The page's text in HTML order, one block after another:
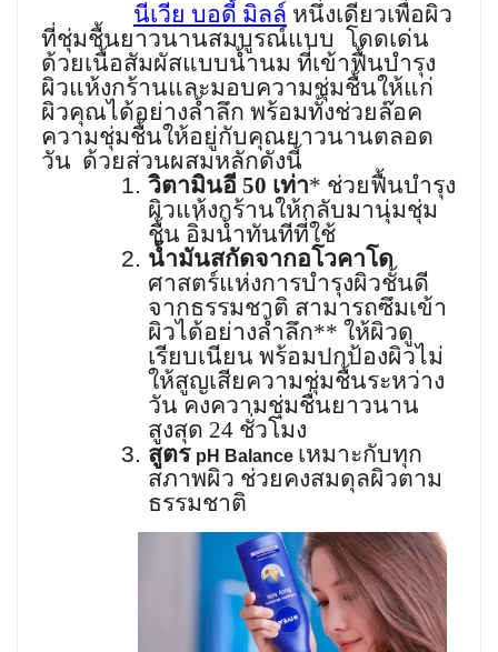
นีเวีย บอดี้ มิลล์ หนึ่งเดียวเพื่อผิว
ที่ชุ่มชื้นยาวนานสมบูรณ์แบบ โดดเด่น
ด้วยเนื้อสัมผัสแบบน้ำนม ที่เข้าฟื้นบำรุง
ผิวแห้งกร้านและมอบความชุ่มชื้นให้แก่
ผิวคุณได้อย่างล้ำลึก พร้อมทั้งช่วยล๊อค
ความชุ่มชื้นให้อยู่กับคุณยาวนานตลอด
วัน ด้วยส่วนผสมหลักดังนี้
1. วิตามินอี 50 เท่า* ช่วยฟื้นบำรุง
ผิวแห้งกร้านให้กลับมานุ่มชุ่ม
ชื้น อิ่มน้ำทันทีที่ใช้
2. น้ำมันสกัดจากอโวคาโด
ศาสตร์แห่งการบำรุงผิวชั้นดี
จากธรรมชาติ สามารถซึมเข้า
ผิวได้อย่างล้ำลึก** ให้ผิวดู
เรียบเนียน พร้อมปกป้องผิวไม่
ให้สูญเสียความชุ่มชื้นระหว่าง
วัน คงความชุ่มชื่นยาวนาน
สูงสุด 24 ชั่วโมง
3. สูตร pH Balance เหมาะกับทุก
สภาพผิว ช่วยคงสมดุลผิวตาม
ธรรมชาติ